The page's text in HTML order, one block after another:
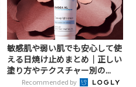
敏感肌や弱い肌でも安心して使
える日焼け止めまとめ｜正しい
塗り方やテクスチャー別の...
Recommended by